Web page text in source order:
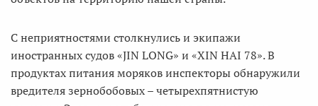
С неприятностями столкнулись и экипажи
иностранных судов «JIN LONG» и «XIN HAI 78». В
продуктах питания моряков инспекторы обнаружили
вредителя зернобобовых – четырехпятнистую